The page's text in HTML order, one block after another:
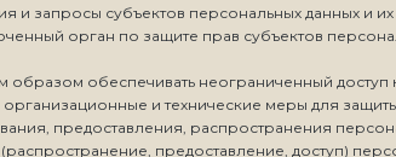
и запросы субъектов персональных данных и
орган по защите прав субъектов
образом обеспечивать неограниченный
и технические меры для
предоставления, распространения
предоставление, доступ)